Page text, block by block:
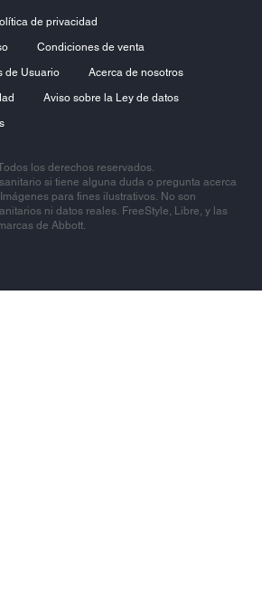
de privacidad
Condiciones de venta
de Usuario
Acerca de nosotros
Aviso sobre la Ley de datos
los derechos reservados.
si tiene alguna duda o pregunta acerca
para fines ilustrativos. No son
ni datos reales. FreeStyle, Libre, y las
de Abbott.